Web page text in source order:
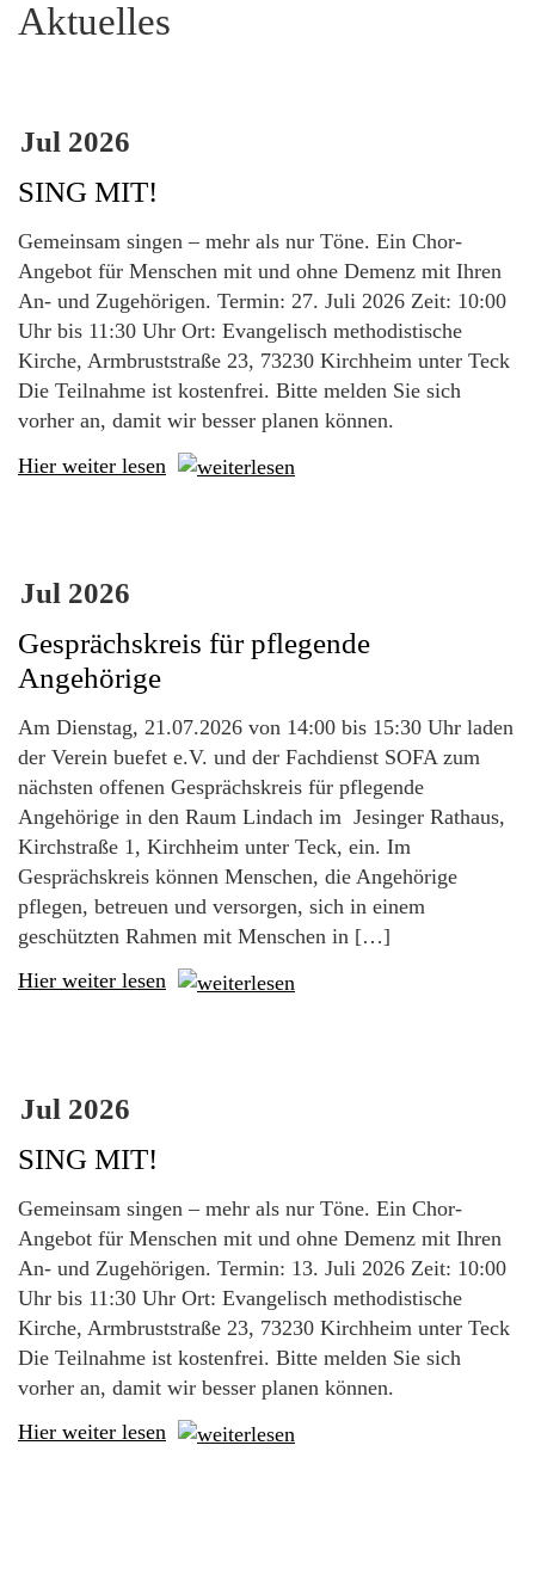
Aktuelles
Jul 2026
SING MIT!
Gemeinsam singen – mehr als nur Töne. Ein Chor-
Angebot für Menschen mit und ohne Demenz mit Ihren
An- und Zugehörigen. Termin: 27. Juli 2026 Zeit: 10:00
Uhr bis 11:30 Uhr Ort: Evangelisch methodistische
Kirche, Armbruststraße 23, 73230 Kirchheim unter Teck
Die Teilnahme ist kostenfrei. Bitte melden Sie sich
vorher an, damit wir besser planen können.
Hier weiter lesen
Jul 2026
Gesprächskreis für pflegende
Angehörige
Am Dienstag, 21.07.2026 von 14:00 bis 15:30 Uhr laden
der Verein buefet e.V. und der Fachdienst SOFA zum
nächsten offenen Gesprächskreis für pflegende
Angehörige in den Raum Lindach im Jesinger Rathaus,
Kirchstraße 1, Kirchheim unter Teck, ein. Im
Gesprächskreis können Menschen, die Angehörige
pflegen, betreuen und versorgen, sich in einem
geschützten Rahmen mit Menschen in […]
Hier weiter lesen
Jul 2026
SING MIT!
Gemeinsam singen – mehr als nur Töne. Ein Chor-
Angebot für Menschen mit und ohne Demenz mit Ihren
An- und Zugehörigen. Termin: 13. Juli 2026 Zeit: 10:00
Uhr bis 11:30 Uhr Ort: Evangelisch methodistische
Kirche, Armbruststraße 23, 73230 Kirchheim unter Teck
Die Teilnahme ist kostenfrei. Bitte melden Sie sich
vorher an, damit wir besser planen können.
Hier weiter lesen